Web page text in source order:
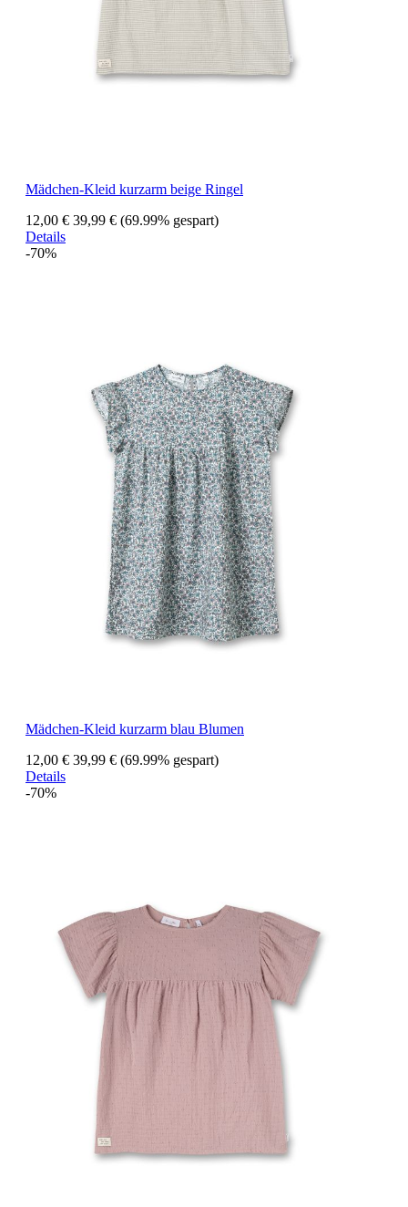
Mädchen-Kleid kurzarm beige Ringel
12,00 € 39,99 € (69.99% gespart)
Details
-70%
Mädchen-Kleid kurzarm blau Blumen
12,00 € 39,99 € (69.99% gespart)
Details
-70%